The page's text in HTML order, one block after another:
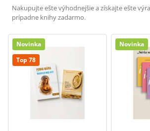
Nakupujte ešte výhodnejšie a získajte ešte
prípadne knihy zadarmo.
Novinka
Top 78
Novinka